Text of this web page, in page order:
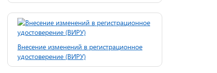
Внесение изменений в регистрационное
удостоверение (ВИРУ)